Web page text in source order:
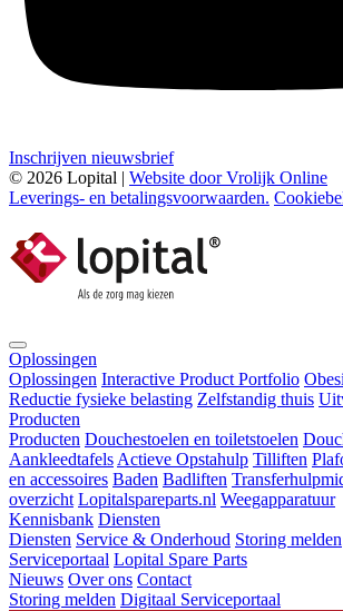
Inschrijven nieuwsbrief
© 2026 Lopital | Website door Vrolijk Online
Leverings- en betalingsvoorwaarden.
Oplossingen
Oplossingen Interactive Product Portfolio
Reductie fysieke belasting Zelfstandig thuis
Producten
Producten Douchestoelen en toiletstoelen
Aankleedtafels Actieve Opstahulp Tilliften
en accessoires Baden Badliften
overzicht Lopitalspareparts.nl Weegapparatuur
Kennisbank Diensten
Diensten Service & Onderhoud Storing melden
Serviceportaal Lopital Spare Parts
Nieuws Over ons Contact
Storing melden Digitaal Serviceportaal